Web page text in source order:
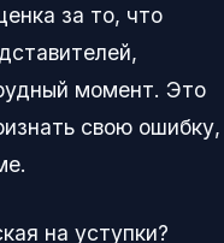
за то, что
момент. Это
свою ошибку,
на уступки?